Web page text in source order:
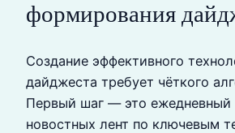
формирования
Создание эффективного
дайджеста требует чёткого
Первый шаг — это ежедневный
новостных лент по ключевым